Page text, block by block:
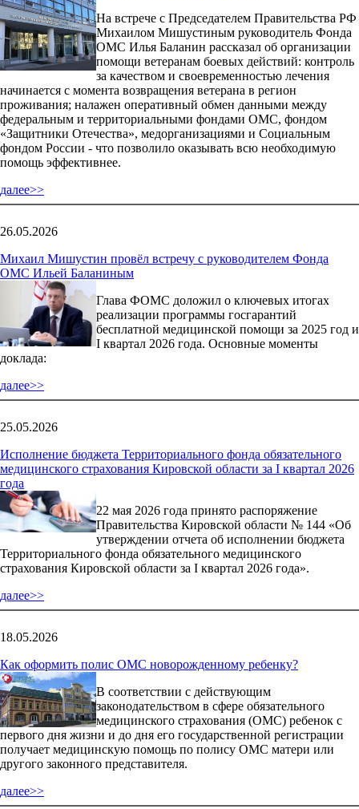
На встрече с Председателем Правительства РФ
Михаилом Мишустиным руководитель Фонда
ОМС Илья Баланин рассказал об организации
помощи ветеранам боевых действий: контроль
за качеством и своевременностью лечения
начинается с момента возвращения ветерана в регион
проживания; налажен оперативный обмен данными между
федеральным и территориальными фондами ОМС, фондом
«Защитники Отечества», медорганизациями и Социальным
фондом России - что позволило оказывать всю необходимую
помощь эффективнее.
далее>>
26.05.2026
Михаил Мишустин провёл встречу с руководителем Фонда
ОМС Ильей Баланиным
Глава ФОМС доложил о ключевых итогах
реализации программы госгарантий
бесплатной медицинской помощи за 2025 год и
I квартал 2026 года. Основные моменты
доклада:
далее>>
25.05.2026
Исполнение бюджета Территориального фонда обязательного
медицинского страхования Кировской области за I квартал 2026
года
22 мая 2026 года принято распоряжение
Правительства Кировской области № 144 «Об
утверждении отчета об исполнении бюджета
Территориального фонда обязательного медицинского
страхования Кировской области за I квартал 2026 года».
далее>>
18.05.2026
Как оформить полис ОМС новорожденному ребенку?
В соответствии с действующим
законодательством в сфере обязательного
медицинского страхования (ОМС) ребенок с
первого дня жизни и до дня его государственной регистрации
получает медицинскую помощь по полису ОМС матери или
другого законного представителя.
далее>>